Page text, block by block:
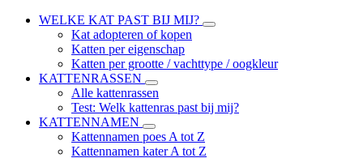
WELKE KAT PAST BIJ MIJ?
Kat adopteren of kopen
Katten per eigenschap
Katten per grootte / vachttype / oogkleur
KATTENRASSEN
Alle kattenrassen
Test: Welk kattenras past bij mij?
KATTENNAMEN
Kattennamen poes A tot Z
Kattennamen kater A tot Z